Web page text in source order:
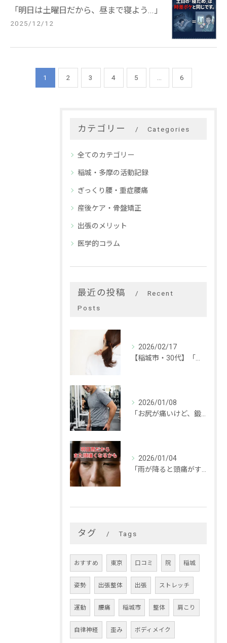
「明日は土曜日だから、昼まで寝よう...」
2025/12/12
1 2 3 4 5 6
カテゴリー Categories
全てのカテゴリー
稲城・多摩の活動記録
ぎっくり腰・重症腰痛
産後ケア・骨盤矯正
出張のメリット
医学的コラム
最近の投稿
Recent
Posts
2026/02/17
2026/01/08
2026/01/04
タグ Tags
おすすめ 東京 口コミ 院 稲城
姿勢 出張整体 出張 ストレッチ
運動 腰痛 稲城市 整体 肩こり
自律神経 歪み ボディメイク